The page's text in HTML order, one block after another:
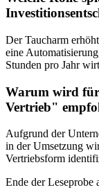
Der Taucharm
eine
Stunden pro Jahr
Warum wird
Vertrieb"
Aufgrund der
in der Umsetzung
Vertriebsform
Ende der Leseprobe